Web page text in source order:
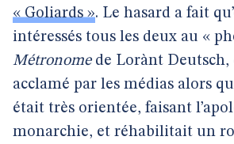
« Goliards ». Le hasard a fait
intéressés tous les deux au «
Métronomede Lorànt Deutsch,
acclamé par les médias alors
était très orientée, faisant
monarchie, et réhabilitait un